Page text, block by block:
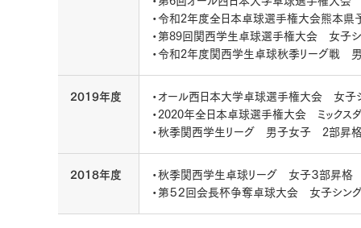
・令和2年度全日本卓球選手権大会熊本
・第89回関西学生卓球選手権大会 女子
・令和2年度関西学生卓球秋季リー
2019年度
・オール西日本大学卓球選手権大会 女子
・2020年全日本卓球選手権大会 ミックス
・秋季関西学生リーグ 男子女子 2部昇
2018年度
・秋季関西学生卓球リーグ 女子３部昇
・第５２回会長杯争奪卓球大会 女子シン